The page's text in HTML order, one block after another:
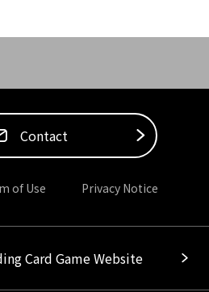
Contact
of Use Privacy Notice
Card Game Website